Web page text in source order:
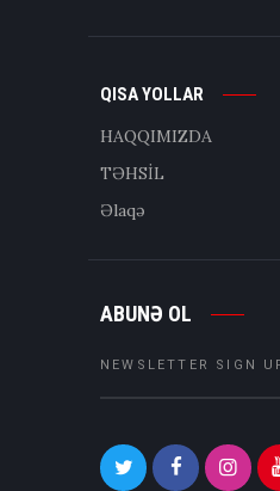
QISA YOLLAR
HAQQIMIZDA
TƏHSİL
Əlaqə
ABUNƏ OL